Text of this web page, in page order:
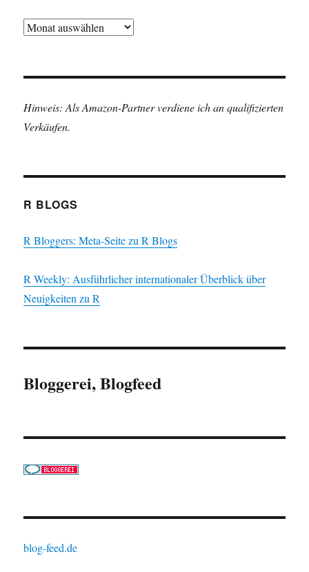
Archiv
Hinweis: Als Amazon-Partner verdiene ich an qualifizierten
Verkäufen.
R BLOGS
R Bloggers: Meta-Seite zu R Blogs
R Weekly: Ausführlicher internationaler Überblick über
Neuigkeiten zu R
Bloggerei, Blogfeed
blog-feed.de